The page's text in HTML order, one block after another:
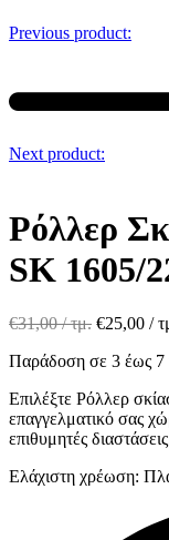
Previous product:
Next product:
Ρόλλερ
SK 1605/
€31,00/ τμ. €25,00 /
Παράδοση σε 3 έως 7
Επιλέξτε Ρόλλερ
επαγγελματικό σας
επιθυμητές
Ελάχιστη χρέωση: